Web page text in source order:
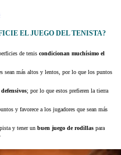
EL JUEGO DEL TENISTA?
de tenis condicionan muchísimo el
sean más altos y lentos, por lo que los puntos
; por lo que estos prefieren la tierra
y favorece a los jugadores que sean más
y tener un buen juego de rodillas para